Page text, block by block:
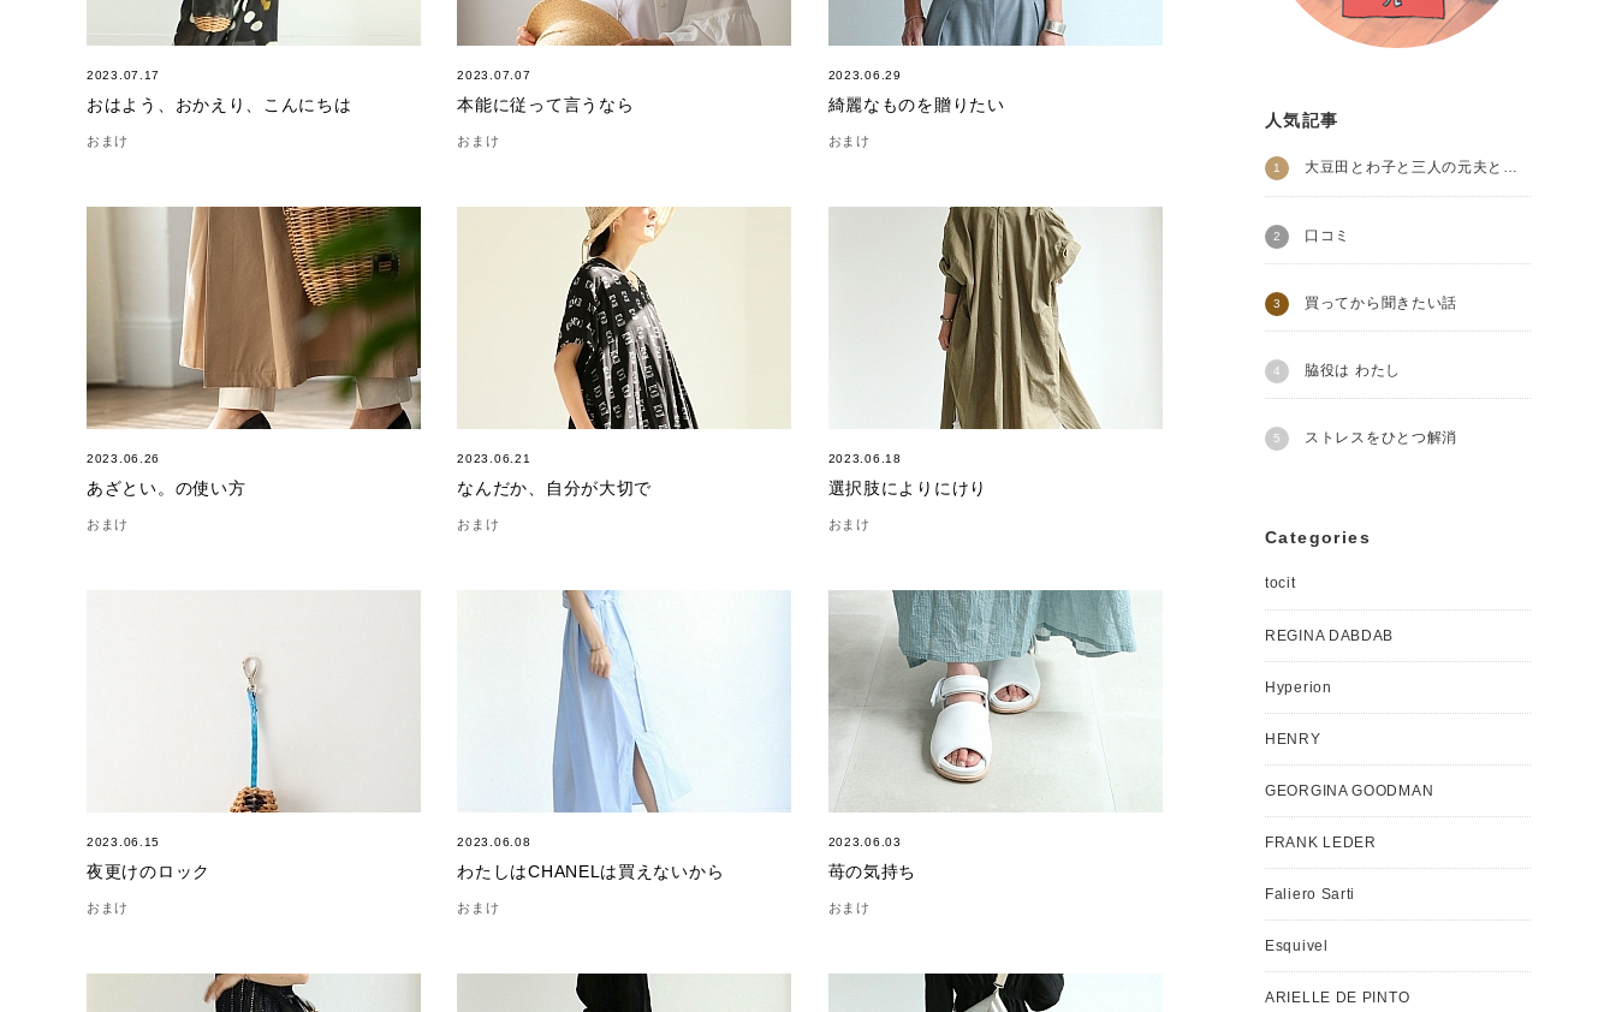
2023.07.17
おはよう、おかえり、こんにちは
おまけ
2023.07.07
本能に従って言うなら
おまけ
2023.06.29
綺麗なものを贈りたい
おまけ
2023.06.26
あざとい。の使い方
おまけ
2023.06.21
なんだか、自分が大切で
おまけ
2023.06.18
選択肢によりにけり
おまけ
2023.06.15
夜更けのロック
おまけ
2023.06.08
わたしはCHANELは買えないから
おまけ
2023.06.03
苺の気持ち
おまけ
人気記事
大豆田とわ子と三人の元夫とわたし
口コミ
買ってから聞きたい話
脇役は わたし
ストレスをひとつ解消
Categories
tocit
REGINA DABDAB
Hyperion
HENRY
GEORGINA GOODMAN
FRANK LEDER
Faliero Sarti
Esquivel
ARIELLE DE PINTO